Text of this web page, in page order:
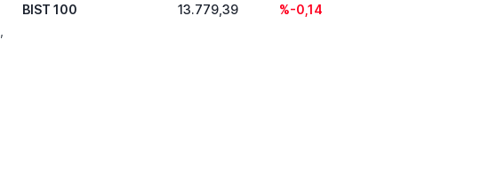
BIST 100 13.779,39 %-0,14